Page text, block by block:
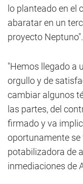
lo planteado en el
abaratar en un
proyecto Neptuno".
"Hemos llegado a
orgullo y de
cambiar algunos
las partes, del
firmado y va
oportunamente
potabilizadora de
inmediaciones de